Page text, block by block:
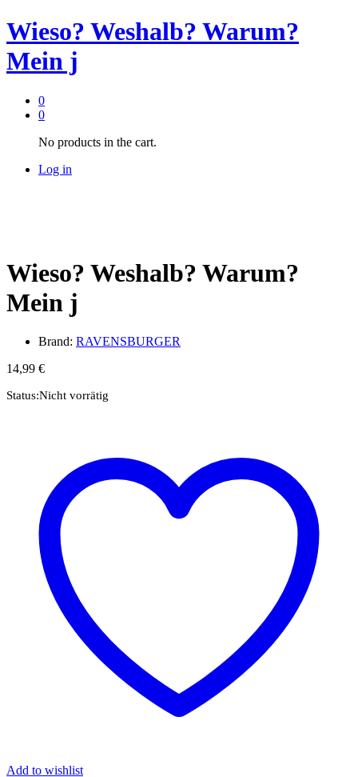
Wieso? Weshalb? Warum?
Mein j
0
0
No products in the cart.
Log in
Wieso? Weshalb? Warum?
Mein j
Brand: RAVENSBURGER
14,99 €
Status:Nicht vorrätig
Add to wishlist